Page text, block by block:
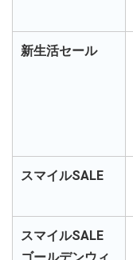
新生活セール
スマイルSALE
スマイルSALE
ゴールデンウィ